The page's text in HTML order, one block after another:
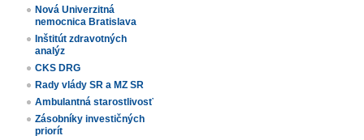
Nová Univerzitná
nemocnica Bratislava
Inštitút zdravotných
analýz
CKS DRG
Rady vlády SR a MZ SR
Ambulantná starostlivosť
Zásobníky investičných
priorít